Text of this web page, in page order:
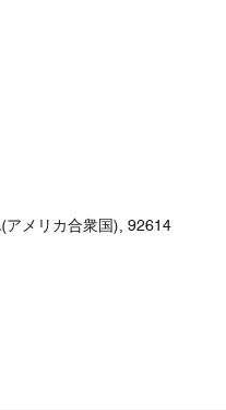
アメリカ合衆国), 92614